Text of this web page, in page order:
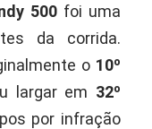
500 foi uma
da corrida.
o 10º
largar em 32º
por infração